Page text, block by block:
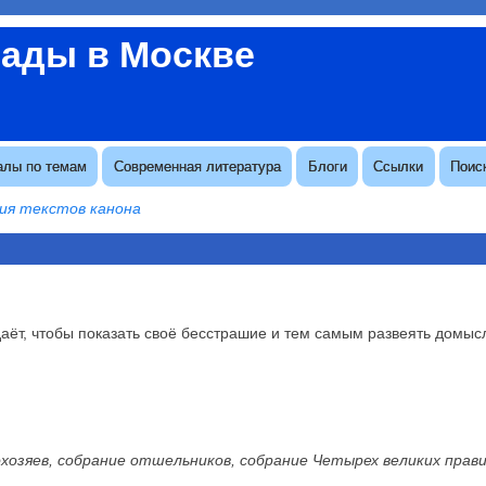
в Москве
по темам Современная литература Блоги Ссылки
текстов канона
чтобы показать своё бесстрашие и тем самым развеять
собрание отшельников, собрание Четырех великих